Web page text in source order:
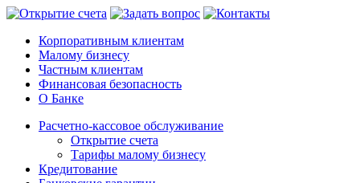
Корпоративным клиентам
Малому бизнесу
Частным клиентам
Финансовая безопасность
О Банке
Расчетно-кассовое обслуживание
Открытие счета
Тарифы малому бизнесу
Кредитование